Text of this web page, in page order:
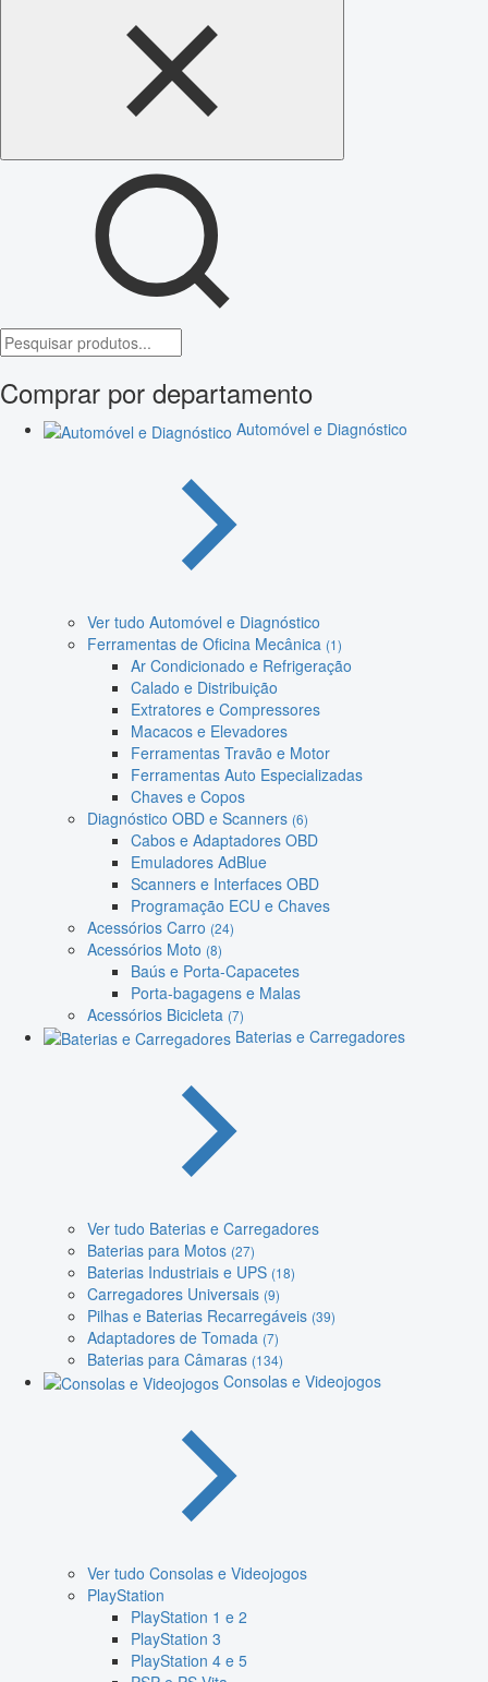
Comprar por departamento
Automóvel e Diagnóstico
Ver tudo Automóvel e Diagnóstico
Ferramentas de Oficina Mecânica (1)
Ar Condicionado e Refrigeração
Calado e Distribuição
Extratores e Compressores
Macacos e Elevadores
Ferramentas Travão e Motor
Ferramentas Auto Especializadas
Chaves e Copos
Diagnóstico OBD e Scanners (6)
Cabos e Adaptadores OBD
Emuladores AdBlue
Scanners e Interfaces OBD
Programação ECU e Chaves
Acessórios Carro (24)
Acessórios Moto (8)
Baús e Porta-Capacetes
Porta-bagagens e Malas
Acessórios Bicicleta (7)
Baterias e Carregadores
Ver tudo Baterias e Carregadores
Baterias para Motos (27)
Baterias Industriais e UPS (18)
Carregadores Universais (9)
Pilhas e Baterias Recarregáveis (39)
Adaptadores de Tomada (7)
Baterias para Câmaras (134)
Consolas e Videojogos
Ver tudo Consolas e Videojogos
PlayStation
PlayStation 1 e 2
PlayStation 3
PlayStation 4 e 5